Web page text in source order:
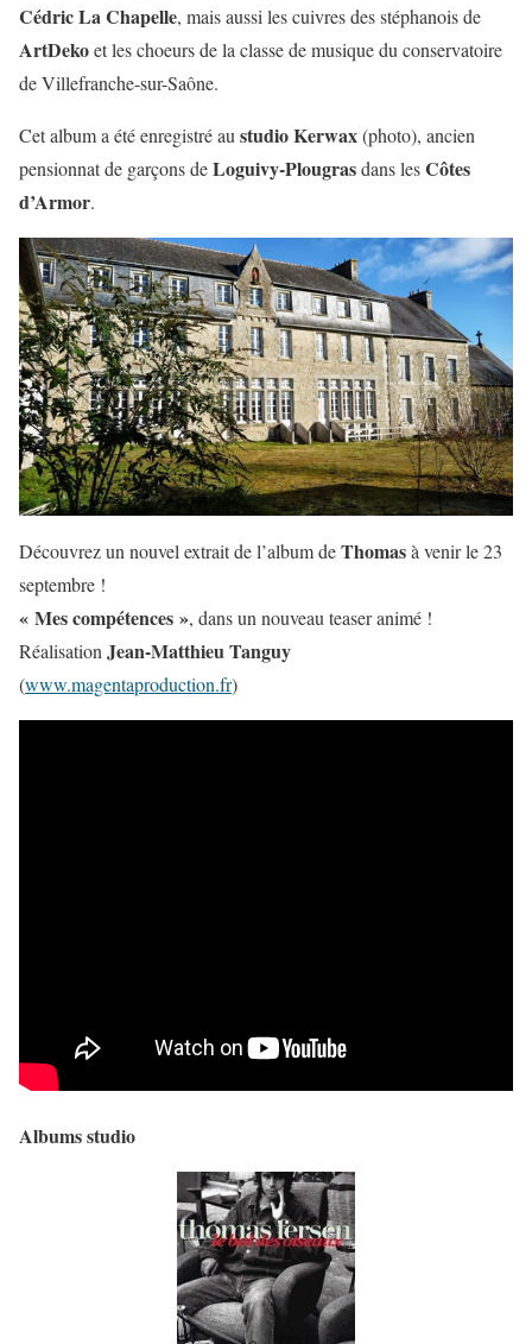
Cédric La Chapelle, mais aussi les cuivres des stéphanois de
ArtDekoet les choeurs de la classe de musique du conservatoire
de Villefranche-sur-Saône.
Cet album a été enregistré au studio Kerwax(photo), ancien
pensionnat de garçons deLoguivy-Plougrasdans lesCôtes
d’Armor.
Découvrez un nouvel extrait de l’album deThomasà venir le 23
septembre !
« Mes compétences », dans un nouveau teaser animé !
Réalisation Jean-Matthieu Tanguy
(www.magentaproduction.fr)
Albums studio